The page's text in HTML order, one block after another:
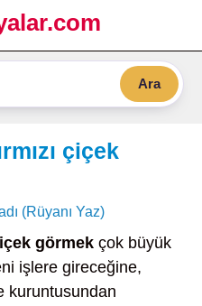
Ara
çiçek
(Rüyanı Yaz)
görmek çok büyük
işlere gireceğine,
kuruntusundan